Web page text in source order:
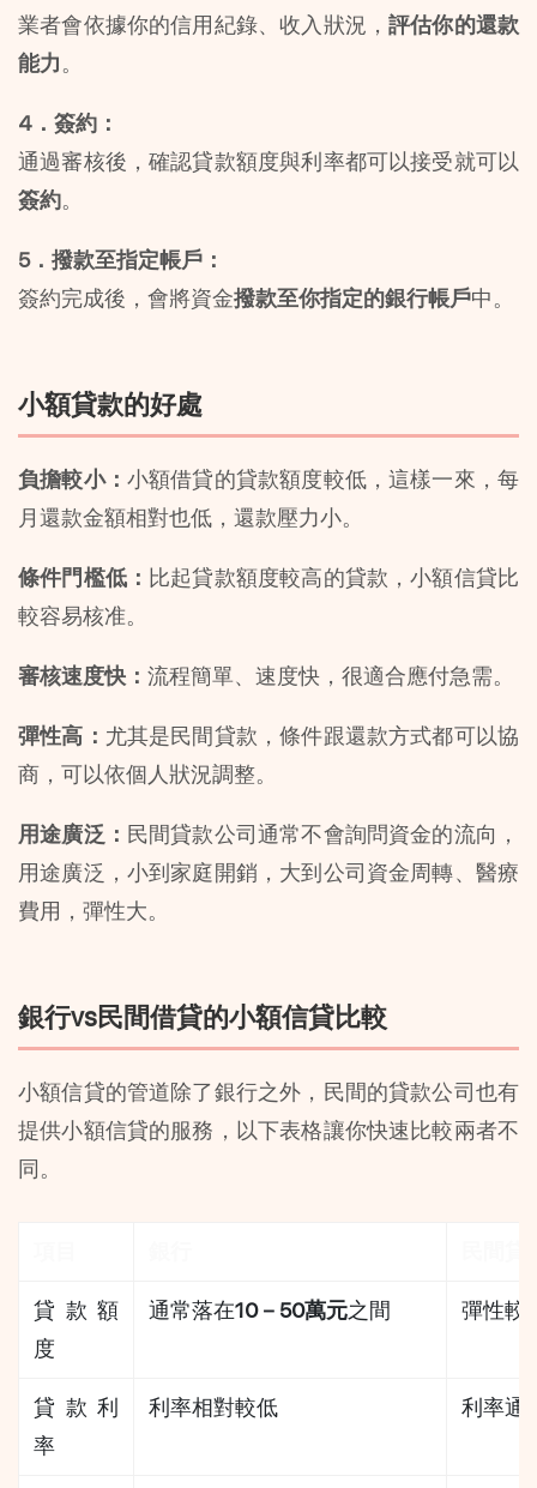
業者會依據你的信用紀錄、收入狀況，評估你的還款
能力。
4．簽約：
通過審核後，確認貸款額度與利率都可以接受就可以
簽約。
5．撥款至指定帳戶：
簽約完成後，會將資金撥款至你指定的銀行帳戶中。
小額貸款的好處
負擔較小： 小額借貸的貸款額度較低，這樣一來，每
月還款金額相對也低，還款壓力小。
條件門檻低： 比起貸款額度較高的貸款，小額信貸比
較容易核准。
審核速度快： 流程簡單、速度快，很適合應付急需。
彈性高： 尤其是民間貸款，條件跟還款方式都可以協
商，可以依個人狀況調整。
用途廣泛： 民間貸款公司通常不會詢問資金的流向，
用途廣泛，小到家庭開銷，大到公司資金周轉、醫療
費用，彈性大。
銀行vs民間借貸的小額信貸比較
小額信貸的管道除了銀行之外，民間的貸款公司也有
提供小額信貸的服務，以下表格讓你快速比較兩者不
同。
貸款額
度
通常落在10－50萬元之間 彈性較
貸款利
率
利率相對較低 利率通